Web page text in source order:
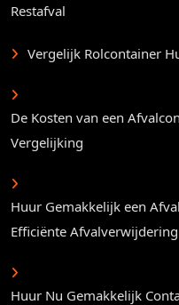
Restafval
Vergelijk Rolcontainer
De Kosten van een
Vergelijking
Huur Gemakkelijk een
Efficiënte Afvalverwijdering
Huur Nu Gemakkelijk